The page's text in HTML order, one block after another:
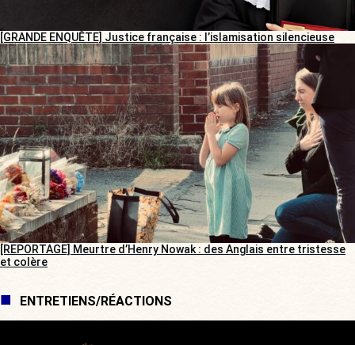
[GRANDE ENQUÊTE] Justice française : l’islamisation silencieuse
[REPORTAGE] Meurtre d’Henry Nowak : des Anglais entre tristesse
et colère
ENTRETIENS/RÉACTIONS